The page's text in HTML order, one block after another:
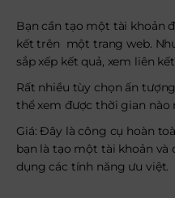
Bạn cần tạo một tài khoản
kết trên một trang web.
sắp xếp kết quả, xem liên
Rất nhiều tùy chọn ấn
thể xem được thời gian nào
Giá: Đây là công cụ hoàn
bạn là tạo một tài khoản và
dụng các tính năng ưu việt.